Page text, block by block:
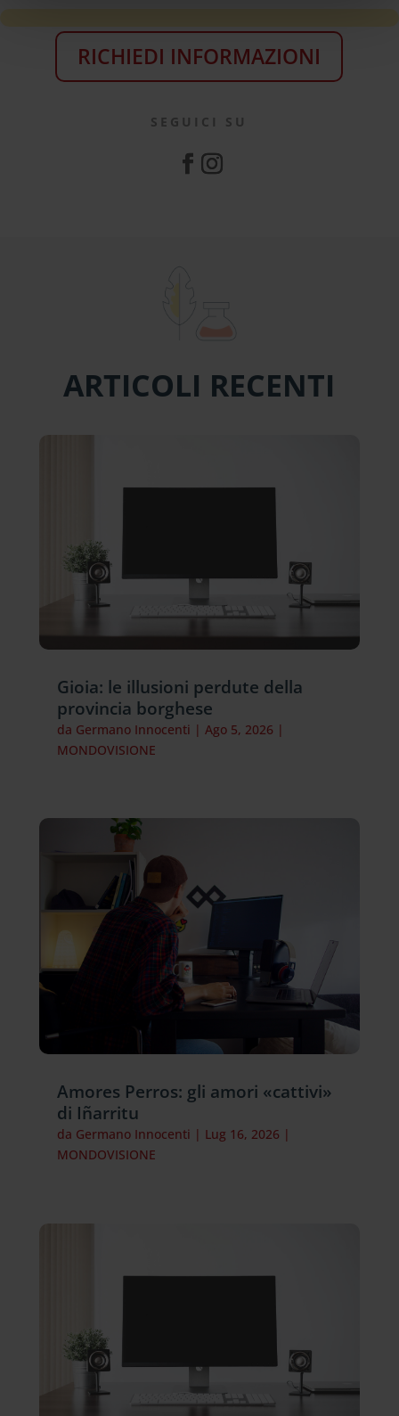
RICHIEDI INFORMAZIONI
SEGUICI SU
ARTICOLI RECENTI
Gioia: le illusioni perdute della
provincia borghese
da Germano Innocenti | Ago 5, 2026 |
MONDOVISIONE
Amores Perros: gli amori «cattivi»
di Iñarritu
da Germano Innocenti | Lug 16, 2026 |
MONDOVISIONE